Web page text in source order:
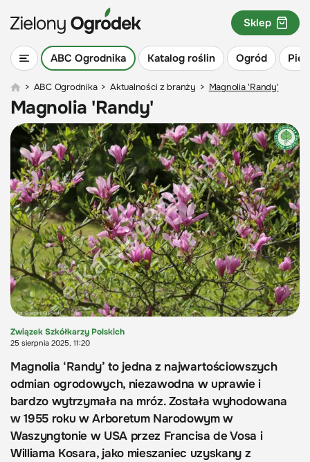
ABC Ogrodnika Katalog roślin Ogród
Sklep
> ABC Ogrodnika > Aktualności z branży > Magnolia 'Randy'
Magnolia 'Randy'
Związek Szkółkarzy Polskich
25 sierpnia 2025, 11:20
Magnolia ‘Randy’ to jedna z najwartościowszych
odmian ogrodowych, niezawodna w uprawie i
bardzo wytrzymała na mróz. Została wyhodowana
w 1955 roku w Arboretum Narodowym w
Waszyngtonie w USA przez Francisa de Vosa i
Williama Kosara, jako mieszaniec uzyskany z